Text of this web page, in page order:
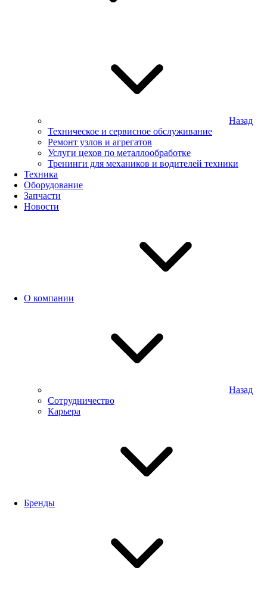
Назад
Техническое и сервисное обслуживание
Ремонт узлов и агрегатов
Услуги цехов по металлообработке
Тренинги для механиков и водителей техники
Техника
Оборудование
Запчасти
Новости
О компании
Назад
Сотрудничество
Карьера
Бренды